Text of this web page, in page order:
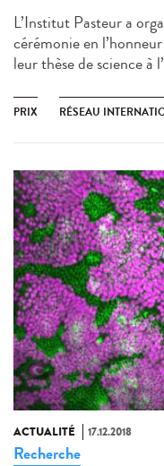
L’Institut Pasteur a
cérémonie en
leur thèse de science à
PRIX RÉSEAU
ACTUALITÉ 17.12.2018
Recherche